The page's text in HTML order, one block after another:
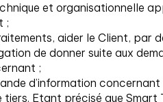
et organisationnelle
;
aider le Client, par
de donner suite aux
;
d’information
Etant précisé que Smart